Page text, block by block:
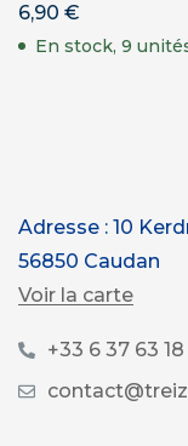
6,90 €
En stock, 9
Adresse : 10
56850 Caudan
Voir la carte
+33 6 37 63